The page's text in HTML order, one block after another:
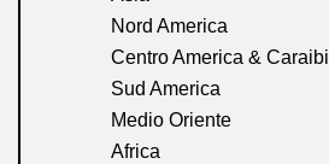
Nord America
Centro America & Caraibi
Sud America
Medio Oriente
Africa